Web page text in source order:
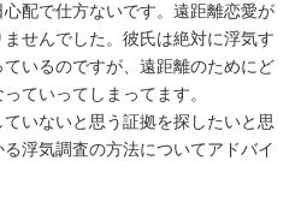
配で仕方ないです。遠距離恋愛が
せんでした。彼氏は絶対に浮気す
いるのですが、遠距離のためにど
ていってしまってます。
いないと思う証拠を探したいと思
浮気調査の方法についてアドバイ